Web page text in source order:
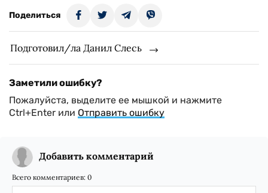
Поделиться
Подготовил/ла Данил Слесь
Заметили ошибку?
Пожалуйста, выделите ее мышкой и нажмите
Ctrl+Enter или Отправить ошибку
Добавить комментарий
Всего комментариев: 0